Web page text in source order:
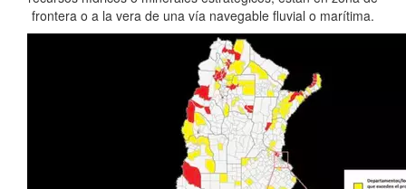
frontera o a la vera de una vía navegable fluvial o marítima.